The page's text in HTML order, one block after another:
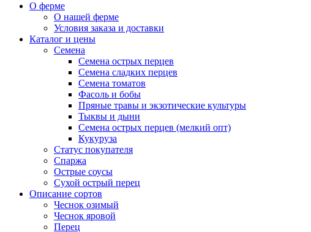
О ферме
О нашей ферме
Условия заказа и доставки
Каталог и цены
Семена
Семена острых перцев
Семена сладких перцев
Семена томатов
Фасоль и бобы
Пряные травы и экзотические культуры
Тыквы и дыни
Семена острых перцев (мелкий опт)
Кукуруза
Статус покупателя
Спаржа
Острые соусы
Сухой острый перец
Описание сортов
Чеснок озимый
Чеснок яровой
Перец